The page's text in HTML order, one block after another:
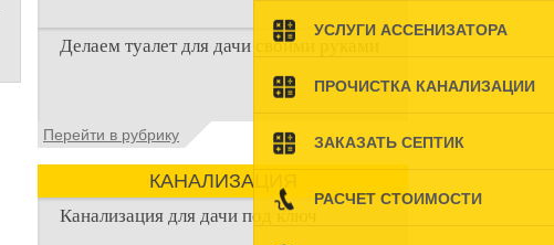
УСЛУГИ АССЕНИЗАТОРА
ПРОЧИСТКА КАНАЛИЗАЦИИ
ЗАКАЗАТЬ СЕПТИК
РАСЧЕТ СТОИМОСТИ
Наличие туалета на даче не является
необходимостью для каждого дачника.
Но многие люди думают, что
Делаем туалет для дачи своими руками
Туалеты для дачи – это устройства, с
которых начинается благоустройство
дачного участка, частного
Перейти в рубрику
КАНАЛИЗАЦИЯ
Канализация для дачи под ключ